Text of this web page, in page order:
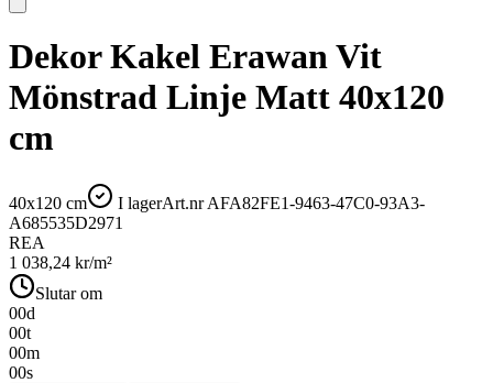
Dekor Kakel Erawan Vit
Mönstrad Linje Matt 40x120
cm
40x120 cm I lagerArt.nrAFA82FE1-9463-47C0-93A3-
A685535D2971
REA
1 038,24 kr/m²
Slutar om
00d
00t
00m
00s